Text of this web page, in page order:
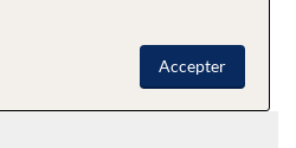
Accepter